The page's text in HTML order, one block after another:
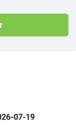
07-19